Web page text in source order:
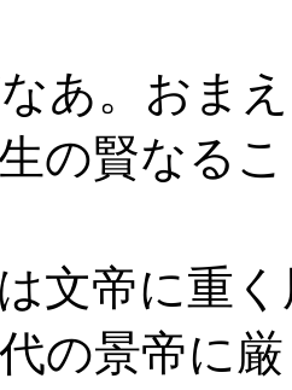
なあ。おま
の賢なる
文帝に重
の景帝に